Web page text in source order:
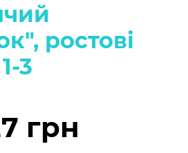
ростові
3
грн